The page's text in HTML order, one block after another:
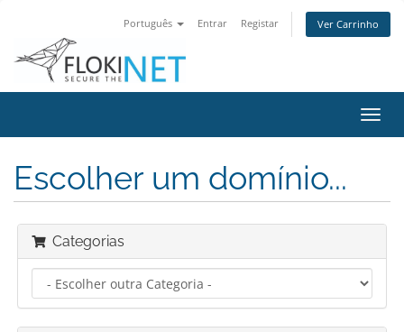
Português Entrar Registar Ver Carrinho
Escolher um domínio...
Categorias